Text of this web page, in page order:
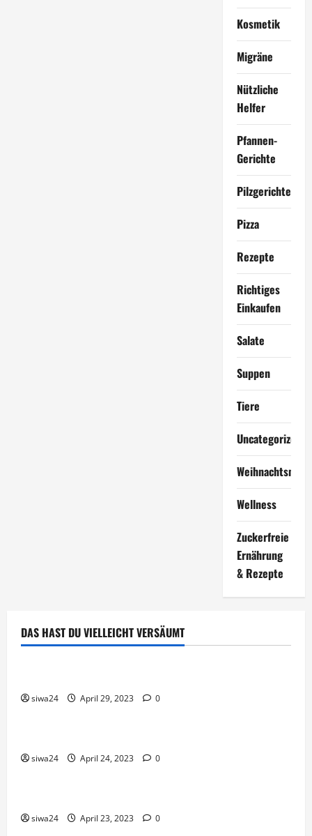
Kosmetik
Migräne
Nützliche
Helfer
Pfannen-
Gerichte
Pilzgerichte
Pizza
Rezepte
Richtiges
Einkaufen
Salate
Suppen
Tiere
Uncategorized
Wellness
Zuckerfreie
Ernährung
& Rezepte
DAS HAST DU VIELLEICHT VERSÄUMT
Brot & Brötchen
siwa24 April 29, 2023 0
Pfannen-Gerichte Rezepte
siwa24 April 24, 2023 0
Brot & Brötchen
siwa24 April 23, 2023 0
Brot & Brötchen